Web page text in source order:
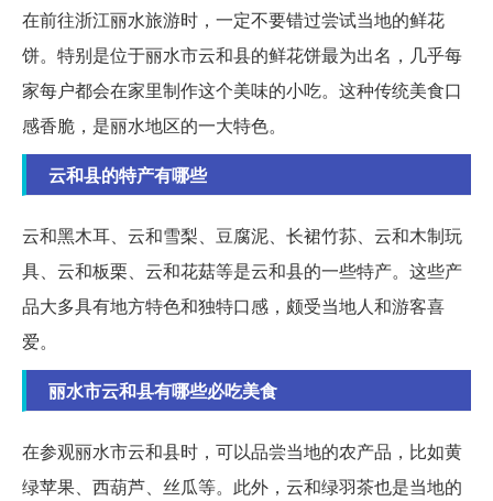
在前往浙江丽水旅游时，一定不要错过尝试当地的鲜花
饼。特别是位于丽水市云和县的鲜花饼最为出名，几乎每
家每户都会在家里制作这个美味的小吃。这种传统美食口
感香脆，是丽水地区的一大特色。
云和县的特产有哪些
云和黑木耳、云和雪梨、豆腐泥、长裙竹荪、云和木制玩
具、云和板栗、云和花菇等是云和县的一些特产。这些产
品大多具有地方特色和独特口感，颇受当地人和游客喜
爱。
丽水市云和县有哪些必吃美食
在参观丽水市云和县时，可以品尝当地的农产品，比如黄
绿苹果、西葫芦、丝瓜等。此外，云和绿羽茶也是当地的